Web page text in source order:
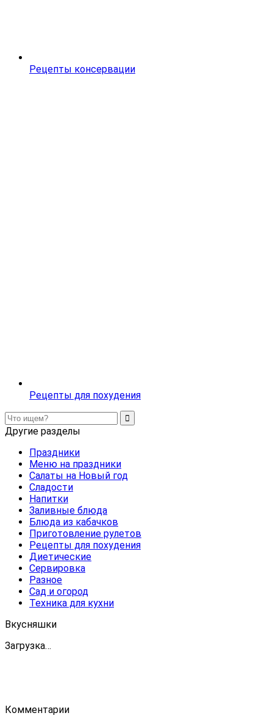
Рецепты консервации
Рецепты для похудения
Другие разделы
Праздники
Меню на праздники
Салаты на Новый год
Сладости
Напитки
Заливные блюда
Блюда из кабачков
Приготовление рулетов
Рецепты для похудения
Диетические
Сервировка
Разное
Сад и огород
Техника для кухни
Вкусняшки
Загрузка…
Комментарии